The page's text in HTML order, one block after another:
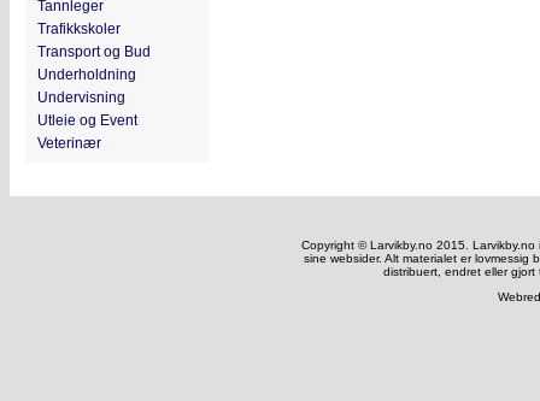
Tannleger
Trafikkskoler
Transport og Bud
Underholdning
Undervisning
Utleie og Event
Veterinær
Copyright © Larvikby.no 2015.
sine websider. Alt materialet er
distribuert, endret eller